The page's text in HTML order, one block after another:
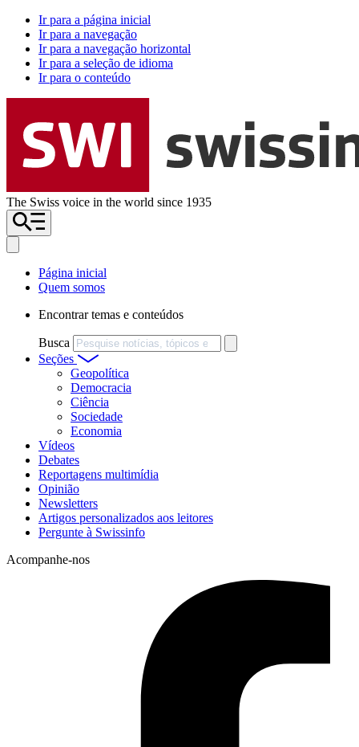
Ir para a página inicial
Ir para a navegação
Ir para a navegação horizontal
Ir para a seleção de idioma
Ir para o conteúdo
The Swiss voice in the world since 1935
Página inicial
Quem somos
Encontrar temas e conteúdos
Busca
Seções
Geopolítica
Democracia
Ciência
Sociedade
Economia
Vídeos
Debates
Reportagens multimídia
Opinião
Newsletters
Artigos personalizados aos leitores
Pergunte à Swissinfo
Acompanhe-nos